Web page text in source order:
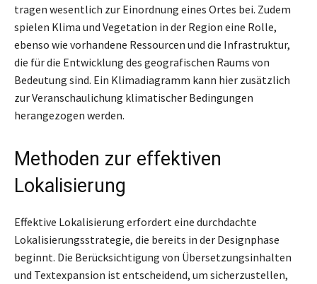
tragen wesentlich zur Einordnung eines Ortes bei. Zudem
spielen Klima und Vegetation in der Region eine Rolle,
ebenso wie vorhandene Ressourcen und die Infrastruktur,
die für die Entwicklung des geografischen Raums von
Bedeutung sind. Ein Klimadiagramm kann hier zusätzlich
zur Veranschaulichung klimatischer Bedingungen
herangezogen werden.
Methoden zur effektiven
Lokalisierung
Effektive Lokalisierung erfordert eine durchdachte
Lokalisierungsstrategie, die bereits in der Designphase
beginnt. Die Berücksichtigung von Übersetzungsinhalten
und Textexpansion ist entscheidend, um sicherzustellen,